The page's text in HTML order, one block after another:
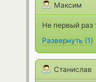
Максим
Не первый раз
Развернуть (1)
Станислав